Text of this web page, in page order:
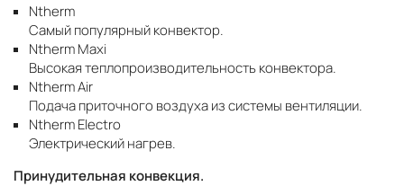
Ntherm
Самый популярный конвектор.
Ntherm Maxi
Высокая теплопроизводительность конвектора.
Ntherm Air
Подача приточного воздуха из системы вентиляции.
Ntherm Electro
Электрический нагрев.
Принудительная конвекция.